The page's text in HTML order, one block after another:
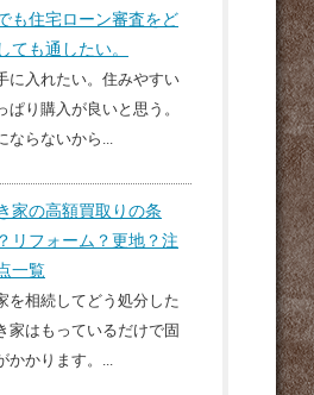
も住宅ローン審査をど
ても通したい。
に入れたい。住みやすい
り購入が良いと思う。
らないから...
家の高額買取りの条
リフォーム？更地？注
一覧
を相続してどう処分した
家はもっているだけで固
かります。...